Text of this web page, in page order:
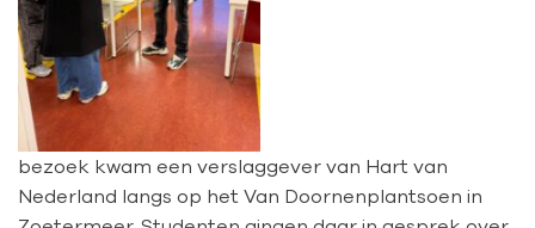
bezoek kwam een verslaggever van Hart van
Nederland langs op het Van Doornenplantsoen in